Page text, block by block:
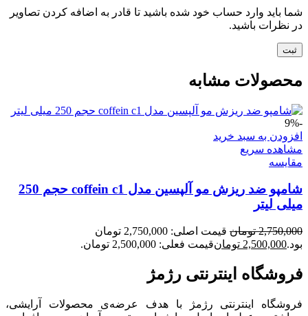
شما باید وارد حساب خود شده باشید تا قادر به اضافه کردن تصاویر
در نظرات باشید.
محصولات مشابه
-9%
افزودن به سبد خرید
مشاهده سریع
مقایسه
شامپو ضد ریزش مو آلپسین مدل coffein c1 حجم 250
میلی لیتر
2,750,000 تومان
قیمت اصلی: 2,750,000 تومان
بود.2,500,000 تومانقیمت فعلی: 2,500,000 تومان.
فروشگاه اینترنتی رژمژ​
فروشگاه اینترنتی رژمژ با هدف عرضه‌ی محصولات آرایشی،